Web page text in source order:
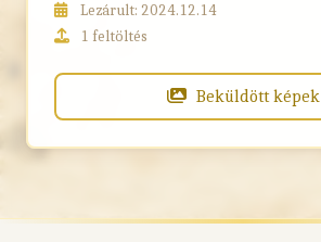
Lezárult: 2024.12.14
1 feltöltés
Beküldött képek